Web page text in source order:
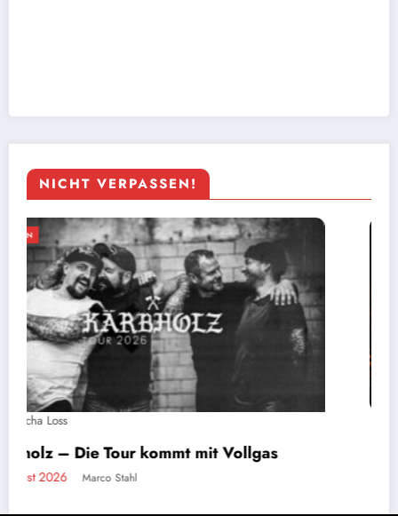
NICHT VERPASSEN!
MAGAZIN
größten Rammstein-Tribute-Band der Welt
2. August 2026 Marco Stahl